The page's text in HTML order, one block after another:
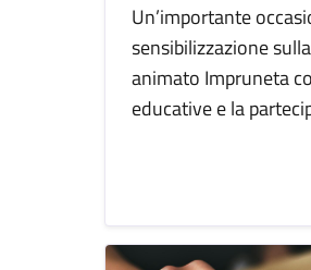
Un’importante
sensibilizzazione
animato Impruneta
educative e la